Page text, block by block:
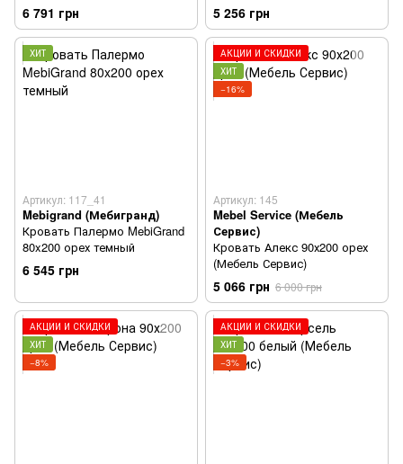
6 791 грн 5 256 грн
ХИТ
Артикул: 117_41
Mebigrand (Мебигранд)
Кровать Палермо MebiGrand
80x200 орех темный
6 545 грн
АКЦИИ И СКИДКИ
ХИТ
−16%
Артикул: 145
Mebel Service (Мебель
Сервис)
Кровать Алекс 90х200 орех
(Мебель Сервис)
5 066 грн 6 000 грн
АКЦИИ И СКИДКИ
ХИТ
−8%
АКЦИИ И СКИДКИ
ХИТ
−3%